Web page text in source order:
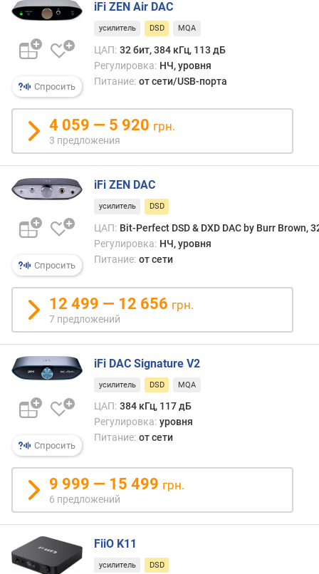
и
н
ч
т
т
а
а
к
.
с
о
т
а
B
l
e
t
o
h
п
о
Спросить
iFi ZEN Air DAC
усилитель DSD MQA
ЦАП: 32 бит, 384 кГц, 113 дБ
Регулировка: НЧ, уровня
Питание: от сети/USB-порта
4 059 — 5 920 грн.
3 предложения
Спросить
iFi ZEN DAC
усилитель DSD
ЦАП: Bit-Perfect DSD & DXD DAC by Burr Brown,
Регулировка: НЧ, уровня
Питание: от сети
12 499 — 12 656 грн.
7 предложений
Спросить
iFi DAC Signature V2
усилитель DSD MQA
ЦАП: 384 кГц, 117 дБ
Регулировка: уровня
Питание: от сети
9 999 — 15 499 грн.
6 предложений
FiiO K11
усилитель DSD